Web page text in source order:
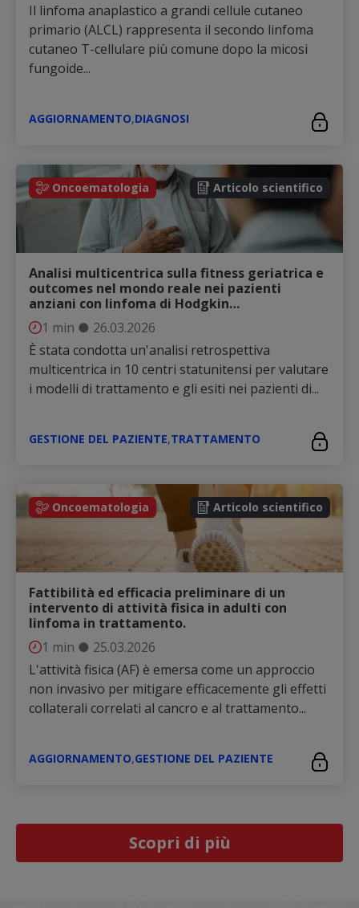
Il linfoma anaplastico a grandi cellule cutaneo
primario (ALCL) rappresenta il secondo linfoma
cutaneo T-cellulare più comune dopo la micosi
fungoide...
AGGIORNAMENTO,DIAGNOSI
Oncoematologia Articolo scientifico
Analisi multicentrica sulla fitness geriatrica e
outcomes nel mondo reale nei pazienti
anziani con linfoma di Hodgkin…
1 min ● 26.03.2026
È stata condotta un'analisi retrospettiva
multicentrica in 10 centri statunitensi per valutare
i modelli di trattamento e gli esiti nei pazienti di...
GESTIONE DEL PAZIENTE,TRATTAMENTO
Oncoematologia Articolo scientifico
Fattibilità ed efficacia preliminare di un
intervento di attività fisica in adulti con
linfoma in trattamento.
1 min ● 25.03.2026
L'attività fisica (AF) è emersa come un approccio
non invasivo per mitigare efficacemente gli effetti
collaterali correlati al cancro e al trattamento...
AGGIORNAMENTO,GESTIONE DEL PAZIENTE
Scopri di più